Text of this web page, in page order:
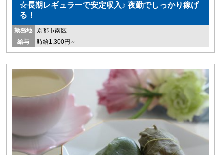
☆長期レギュラーで安定収入♪ 夜勤でしっかり稼げ
る！
勤務地
京都市南区
給与
時給1,300円～